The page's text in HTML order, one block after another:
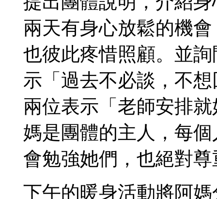
兩天有身心放鬆的機
也彼此疼惜照顧。並
示「過去不必談，不
兩位表示「老師安排
媽是團體的主人，每
會勉強她們，也絕對
下午的暖身活動將阿